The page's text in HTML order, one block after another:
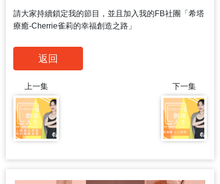
請大家持續鎖定我的節目，並且加入我的FB社團「希塔
療癒-Cherrie雀莉的幸福創造之路」
返回
上一集 下一集